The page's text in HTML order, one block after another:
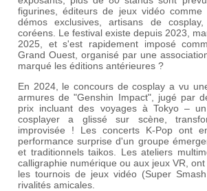
figurines, éditeurs de jeux vidéo
démos exclusives, artisans de
coréens. Le festival existe depuis 2023,
2025, et s'est rapidement imposé
Grand Ouest, organisé par une
marqué les éditions antérieures ?
En 2024, le concours de cosplay a vu
armures de "Genshin Impact", jugé par
prix incluant des voyages à Tokyo –
cosplayer a glissé sur scène,
improvisée ! Les concerts K-Pop ont
performance surprise d'un groupe
et traditionnels taikos. Les ateliers
calligraphie numérique ou aux jeux VR,
les tournois de jeux vidéo (Super
rivalités amicales.